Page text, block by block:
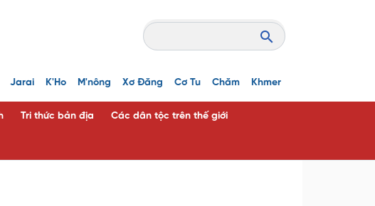
Jarai K'Ho M'nông Xơ Đăng Cơ Tu Chăm Khmer
Tri thức bản địa Các dân tộc trên thế giới